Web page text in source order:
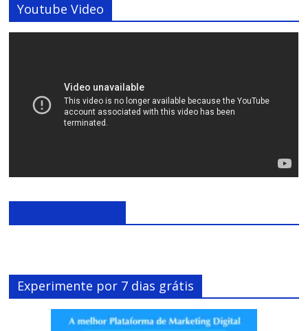
Youtube Video
Experimente por 7 dias grátis